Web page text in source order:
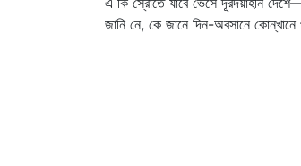
জানি নে, কে জানে দিন-অবসানে